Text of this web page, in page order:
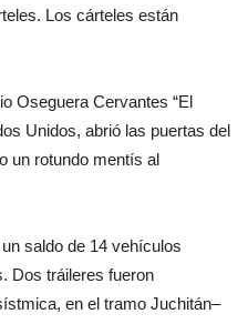
Los cárteles están
Oseguera Cervantes “El
Unidos, abrió las puertas del
un rotundo mentís al
saldo de 14 vehículos
Dos tráileres fueron
en el tramo Juchitán–